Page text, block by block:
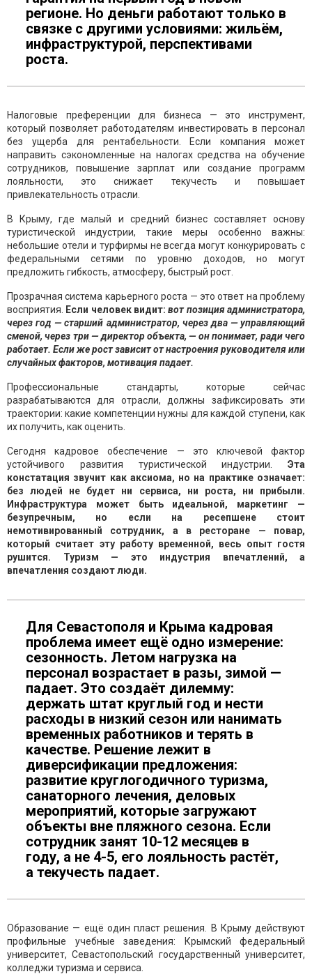
регионе. Но деньги работают только в
связке с другими условиями: жильём,
инфраструктурой, перспективами
роста.
Налоговые преференции для бизнеса — это инструмент,
который позволяет работодателям инвестировать в персонал
без ущерба для рентабельности. Если компания может
направить сэкономленные на налогах средства на обучение
сотрудников, повышение зарплат или создание программ
лояльности, это снижает текучесть и повышает
привлекательность отрасли.
В Крыму, где малый и средний бизнес составляет основу
туристической индустрии, такие меры особенно важны:
небольшие отели и турфирмы не всегда могут конкурировать с
федеральными сетями по уровню доходов, но могут
предложить гибкость, атмосферу, быстрый рост.
Прозрачная система карьерного роста — это ответ на проблему
восприятия.
Если человек видит: вот позиция администратора,
через год — старший администратор, через два — управляющий
сменой, через три — директор объекта, — он понимает, ради чего
работает. Если же рост зависит от настроения руководителя или
случайных факторов, мотивация падает.
Профессиональные стандарты, которые сейчас
разрабатываются для отрасли, должны зафиксировать эти
траектории: какие компетенции нужны для каждой ступени, как
их получить, как оценить.
Сегодня кадровое обеспечение — это ключевой фактор
устойчивого развития туристической индустрии. Эта
констатация звучит как аксиома, но на практике означает:
без людей не будет ни сервиса, ни роста, ни прибыли.
Инфраструктура может быть идеальной, маркетинг —
безупречным, но если на ресепшене стоит
немотивированный сотрудник, а в ресторане — повар,
который считает эту работу временной, весь опыт гостя
рушится. Туризм — это индустрия впечатлений, а
впечатления создают люди.
Для Севастополя и Крыма кадровая
проблема имеет ещё одно измерение:
сезонность. Летом нагрузка на
персонал возрастает в разы, зимой —
падает. Это создаёт дилемму:
держать штат круглый год и нести
расходы в низкий сезон или нанимать
временных работников и терять в
качестве. Решение лежит в
диверсификации предложения:
развитие круглогодичного туризма,
санаторного лечения, деловых
мероприятий, которые загружают
объекты вне пляжного сезона. Если
сотрудник занят 10-12 месяцев в
году, а не 4-5, его лояльность растёт,
а текучесть падает.
Образование — ещё один пласт решения. В Крыму действуют
профильные учебные заведения: Крымский федеральный
университет, Севастопольский государственный университет,
колледжи туризма и сервиса.